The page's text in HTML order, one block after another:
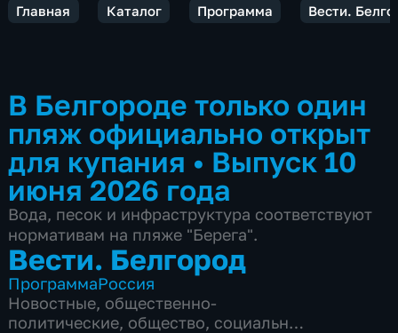
Главная Каталог Программа Вести.
В Белгороде только один
пляж официально открыт
для купания • Выпуск 10
июня 2026 года
Вода, песок и инфраструктура соответствуют
нормативам на пляже "Берега".
Вести. Белгород
ПрограммаРоссия
Новостные, общественно-
политические, общество, социально-